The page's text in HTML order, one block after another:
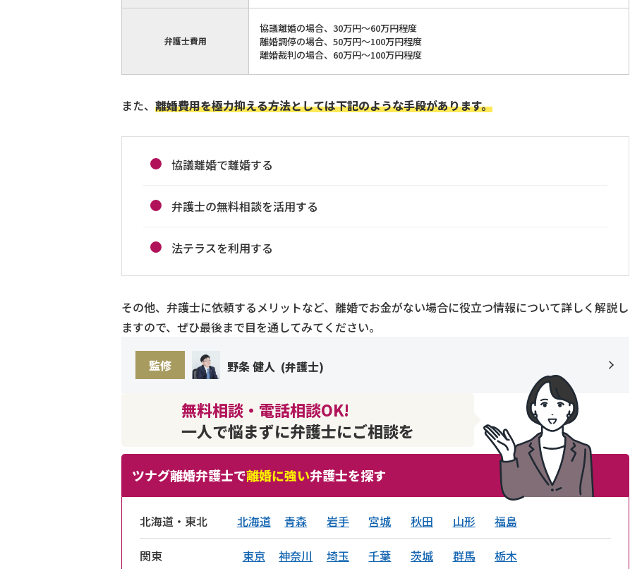
弁護士費用
協議離婚の場合、30万円～60万円程度
離婚調停の場合、50万円～100万円程度
離婚裁判の場合、60万円～100万円程度
また、 離婚費用を極力抑える方法としては下記のような手段があります。
協議離婚で離婚する
弁護士の無料相談を活用する
法テラスを利用する
その他、弁護士に依頼するメリットなど、離婚でお金がない場合に役立つ情報について詳しく解説し
ますので、ぜひ最後まで目を通してみてください。
監修 野条 健人 (弁護士)
無料相談・電話相談OK!
一人で悩まずに弁護士にご相談を
ツナグ離婚弁護士で離婚に強い弁護士を探す
北海道・東北 北海道 青森 岩手 宮城 秋田 山形 福島
関東 東京 神奈川 埼玉 千葉 茨城 群馬 栃木